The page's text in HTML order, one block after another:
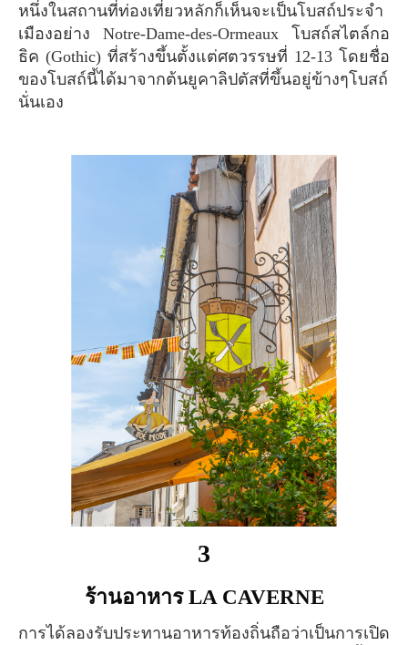
หนึ่งในสถานที่ท่องเที่ยวหลักก็เห็นจะเป็นโบสถ์ประจำ
เมืองอย่าง Notre-Dame-des-Ormeaux โบสถ์สไตล์กอ
ธิค (Gothic) ที่สร้างขึ้นตั้งแต่ศตวรรษที่ 12-13 โดยชื่อ
ของโบสถ์นี้ได้มาจากต้นยูคาลิปตัสที่ขึ้นอยู่ข้างๆโบสถ์
นั่นเอง
3
ร้านอาหาร LA CAVERNE
การได้ลองรับประทานอาหารท้องถิ่นถือว่าเป็นการเปิด